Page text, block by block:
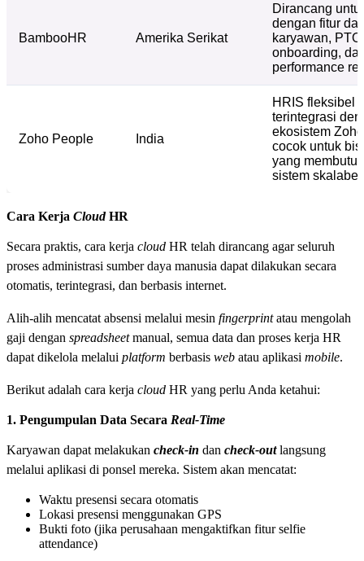
BambooHR Amerika Serikat
Dirancang
dengan fitur
karyawan, PTO,
onboarding,
performance
Zoho People India
HRIS fleksibel
terintegrasi
ekosistem
cocok untuk
yang
sistem skalabel.
Cara Kerja CloudHR
Secara praktis, cara kerja cloud HR telah dirancang agar seluruh
proses administrasi sumber daya manusia dapat dilakukan secara
otomatis, terintegrasi, dan berbasis internet.
Alih-alih mencatat absensi melalui mesin fingerprintatau mengolah
gaji dengan spreadsheetmanual, semua data dan proses kerja HR
dapat dikelola melalui platform berbasis web atau aplikasi mobile.
Berikut adalah cara kerja cloud HR yang perlu Anda ketahui:
1. Pengumpulan Data Secara Real-Time
Karyawan dapat melakukan check-in dan check-outlangsung
melalui aplikasi di ponsel mereka. Sistem akan mencatat:
Waktu presensi secara otomatis
Lokasi presensi menggunakan GPS
Bukti foto (jika perusahaan mengaktifkan fitur selfie
attendance)